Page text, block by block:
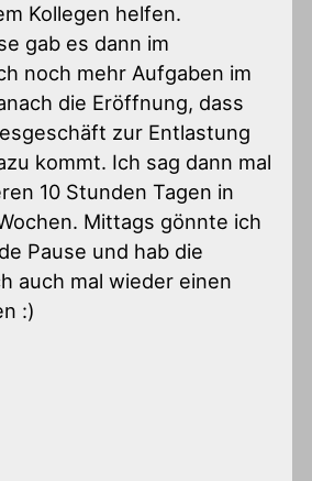
Kollegen helfen.
gab es dann im
noch mehr Aufgaben im
die Eröffnung, dass
zur Entlastung
kommt. Ich sag dann mal
10 Stunden Tagen in
Mittags gönnte ich
Pause und hab die
auch mal wieder einen
:)